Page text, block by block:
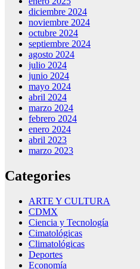
diciembre 2024
noviembre 2024
octubre 2024
septiembre 2024
agosto 2024
julio 2024
junio 2024
mayo 2024
abril 2024
marzo 2024
febrero 2024
enero 2024
abril 2023
marzo 2023
Categories
ARTE Y CULTURA
CDMX
Ciencia y Tecnología
Cimatológicas
Climatológicas
Deportes
Economía